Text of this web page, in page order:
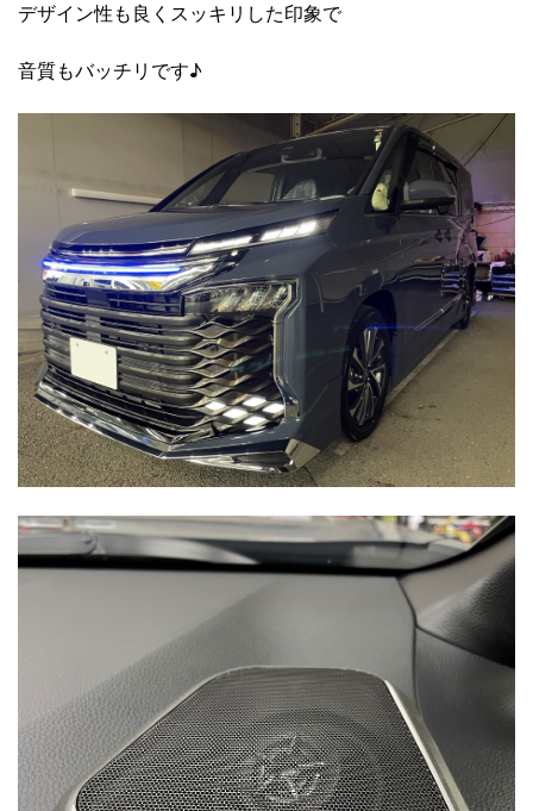
デザイン性も良くスッキリした印象で
音質もバッチリです♪